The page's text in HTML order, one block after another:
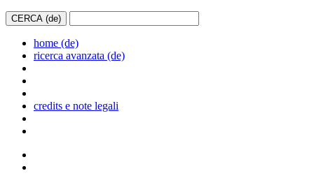
home (de)
ricerca avanzata (de)
credits e note legali